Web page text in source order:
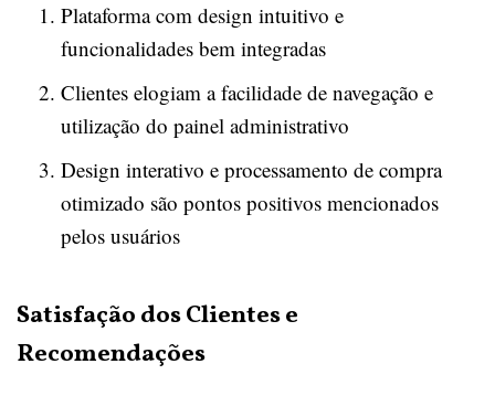
Plataforma com design intuitivo e
funcionalidades bem integradas
Clientes elogiam a facilidade de navegação e
utilização do painel administrativo
Design interativo e processamento de compra
otimizado são pontos positivos mencionados
pelos usuários
Satisfação dos Clientes e
Recomendações